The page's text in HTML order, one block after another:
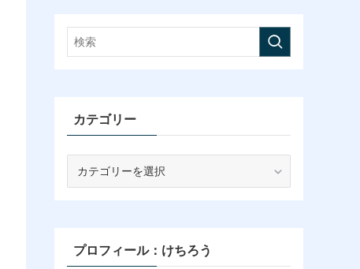
カテゴリー
プロフィール：けちろう